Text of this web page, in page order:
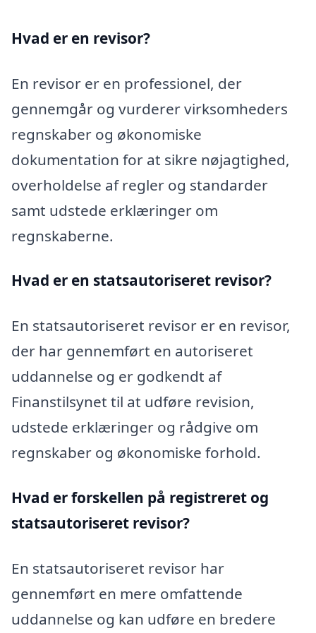
Hvad er en revisor?
En revisor er en professionel, der
gennemgår og vurderer virksomheders
regnskaber og økonomiske
dokumentation for at sikre nøjagtighed,
overholdelse af regler og standarder
samt udstede erklæringer om
regnskaberne.
Hvad er en statsautoriseret revisor?
En statsautoriseret revisor er en revisor,
der har gennemført en autoriseret
uddannelse og er godkendt af
Finanstilsynet til at udføre revision,
udstede erklæringer og rådgive om
regnskaber og økonomiske forhold.
Hvad er forskellen på registreret og
statsautoriseret revisor?
En statsautoriseret revisor har
gennemført en mere omfattende
uddannelse og kan udføre en bredere